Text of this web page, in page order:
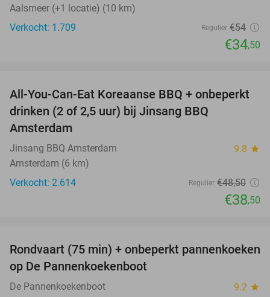
Aalsmeer (+1 locatie) (10 km)
Verkocht: 1.709
Regulier €54
€34,50
21%
All-You-Can-Eat Koreaanse BBQ + onbeperkt
drinken (2 of 2,5 uur) bij Jinsang BBQ
Amsterdam
Jinsang BBQ Amsterdam 9.8 star
Amsterdam (6 km)
Verkocht: 2.614
Regulier €48,50
€38,50
30%
Rondvaart (75 min) + onbeperkt pannenkoeken
op De Pannenkoekenboot
De Pannenkoekenboot 9.2 star